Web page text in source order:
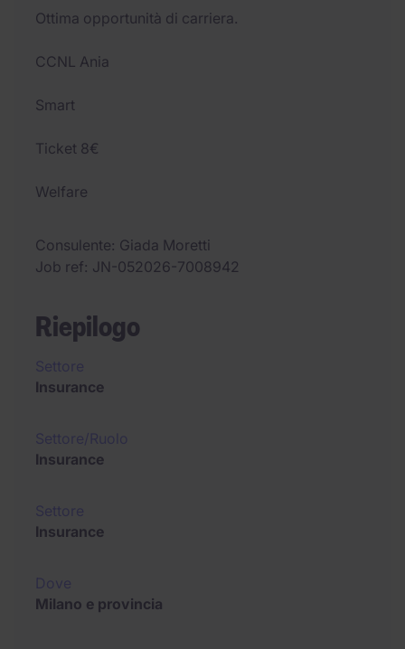
Ottima opportunità di carriera.
CCNL Ania
Smart
Ticket 8€
Welfare
Consulente Giada Moretti
Job ref JN-052026-7008942
Riepilogo
Insurance
Insurance
Insurance
Milano e provincia